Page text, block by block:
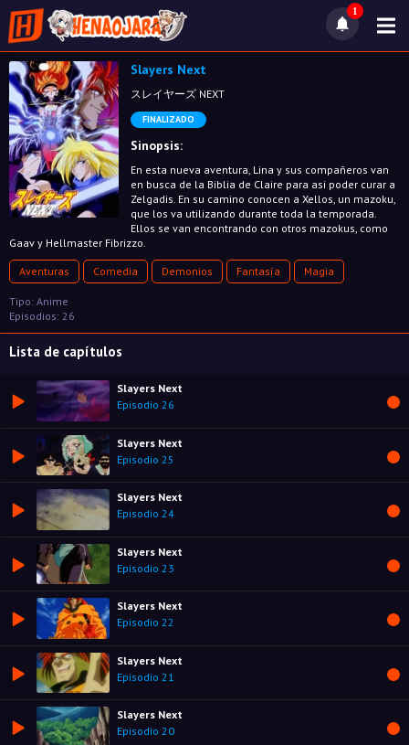
1
Slayers Next
スレイヤーズ NEXT
FINALIZADO
Sinopsis:
En esta nueva aventura, Lina y sus compañeros van
en busca de la Biblia de Claire para asi poder curar a
Zelgadis. En su camino conocen a Xellos, un mazoku,
que los va utilizando durante toda la temporada.
Ellos se van encontrando con otros mazokus, como
Gaav y Hellmaster Fibrizzo.
Aventuras Comedia Demonios Fantasía Magia
Tipo: Anime
Episodios: 26
Lista de capítulos
Slayers Next
Episodio 26
Slayers Next
Episodio 25
Slayers Next
Episodio 24
Slayers Next
Episodio 23
Slayers Next
Episodio 22
Slayers Next
Episodio 21
Slayers Next
Episodio 20